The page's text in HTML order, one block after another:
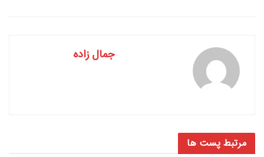
جمال زاده
مرتبط پست ها